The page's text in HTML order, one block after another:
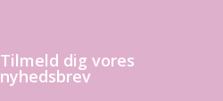
Tilmeld dig vores
nyhedsbrev